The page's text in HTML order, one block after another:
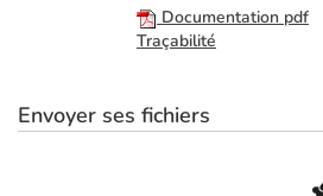
Documentation pdf
Traçabilité
Envoyer ses fichiers